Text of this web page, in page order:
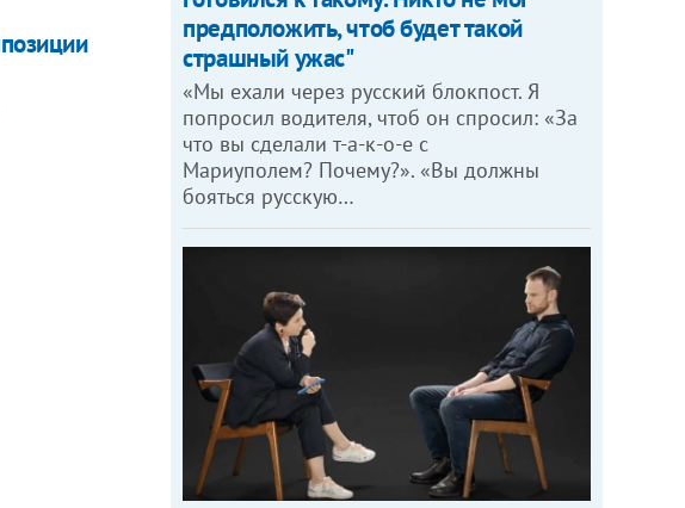
предположить, чтоб будет такой
страшный ужас"
«Мы ехали через русский блокпост. Я
попросил водителя, чтоб он спросил: «За
что вы сделали т-а-к-о-е с
Мариуполем? Почему?». «Вы должны
бояться русскую…